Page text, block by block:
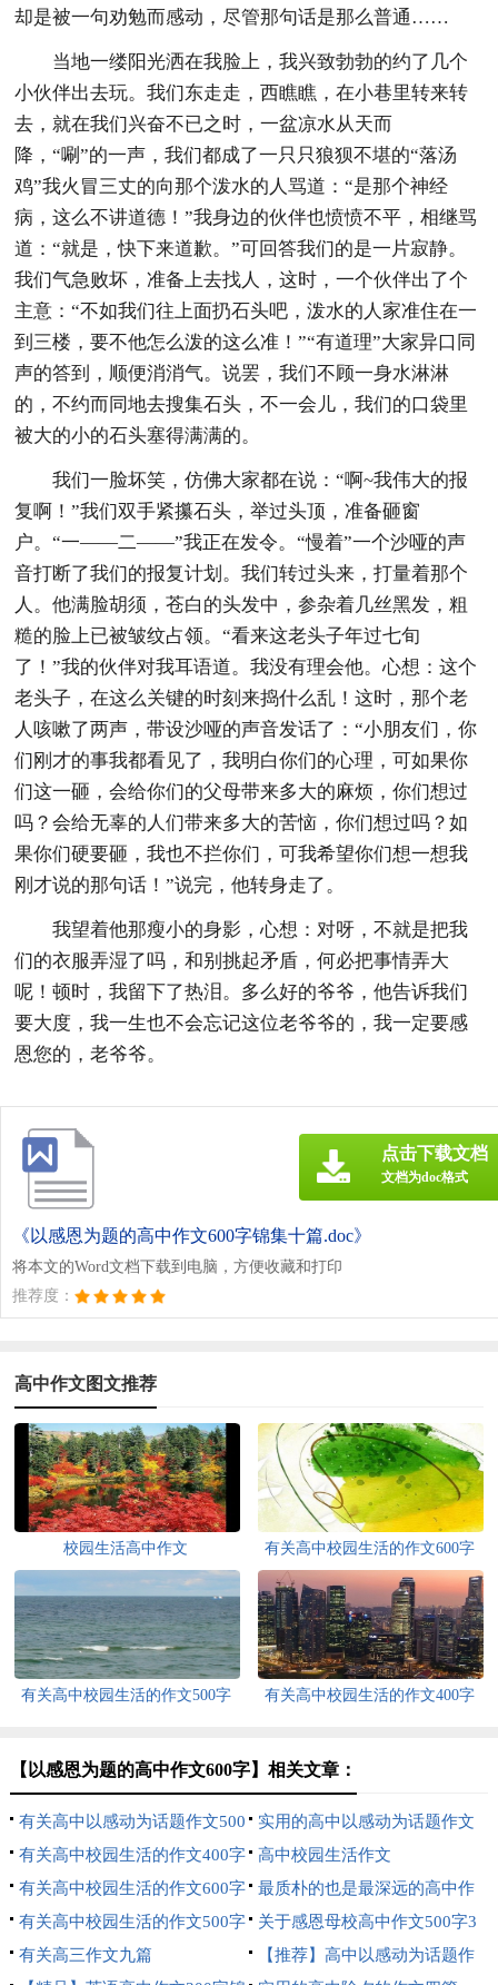
却是被一句劝勉而感动，尽管那句话是那么普通……
当地一缕阳光洒在我脸上，我兴致勃勃的约了几个
小伙伴出去玩。我们东走走，西瞧瞧，在小巷里转来转
去，就在我们兴奋不已之时，一盆凉水从天而
降，“唰”的一声，我们都成了一只只狼狈不堪的“落汤
鸡”我火冒三丈的向那个泼水的人骂道：“是那个神经
病，这么不讲道德！”我身边的伙伴也愤愤不平，相继骂
道：“就是，快下来道歉。”可回答我们的是一片寂静。
我们气急败坏，准备上去找人，这时，一个伙伴出了个
主意：“不如我们往上面扔石头吧，泼水的人家准住在一
到三楼，要不他怎么泼的这么准！”“有道理”大家异口同
声的答到，顺便消消气。说罢，我们不顾一身水淋淋
的，不约而同地去搜集石头，不一会儿，我们的口袋里
被大的小的石头塞得满满的。
我们一脸坏笑，仿佛大家都在说：“啊~我伟大的报
复啊！”我们双手紧攥石头，举过头顶，准备砸窗
户。“一——二——”我正在发令。“慢着”一个沙哑的声
音打断了我们的报复计划。我们转过头来，打量着那个
人。他满脸胡须，苍白的头发中，参杂着几丝黑发，粗
糙的脸上已被皱纹占领。“看来这老头子年过七旬
了！”我的伙伴对我耳语道。我没有理会他。心想：这个
老头子，在这么关键的时刻来捣什么乱！这时，那个老
人咳嗽了两声，带设沙哑的声音发话了：“小朋友们，你
们刚才的事我都看见了，我明白你们的心理，可如果你
们这一砸，会给你们的父母带来多大的麻烦，你们想过
吗？会给无辜的人们带来多大的苦恼，你们想过吗？如
果你们硬要砸，我也不拦你们，可我希望你们想一想我
刚才说的那句话！”说完，他转身走了。
我望着他那瘦小的身影，心想：对呀，不就是把我
们的衣服弄湿了吗，和别挑起矛盾，何必把事情弄大
呢！顿时，我留下了热泪。多么好的爷爷，他告诉我们
要大度，我一生也不会忘记这位老爷爷的，我一定要感
恩您的，老爷爷。
《以感恩为题的高中作文600字锦集十篇.doc》
将本文的Word文档下载到电脑，方便收藏和打印
推荐度：
点击下载文档
文档为doc格式
高中作文图文推荐
校园生活高中作文
有关高中校园生活的作文600字
集合八篇
有关高中校园生活的作文500字
有关高中校园生活的作文400字
【以感恩为题的高中作文600字】相关文章：
有关高中以感动为话题作文500
字4篇
实用的高中以感动为话题作文
500字汇总9篇
有关高中校园生活的作文400字
4篇
高中校园生活作文
有关高中校园生活的作文600字
集合十篇
最质朴的也是最深远的高中作
文
有关高中校园生活的作文500字
九篇
关于感恩母校高中作文500字3
篇
有关高三作文九篇
【推荐】高中以感动为话题作